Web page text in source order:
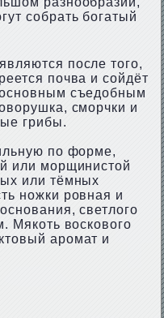
собрать богатый
после того,
почва и сойдёт
съедобным
сморчки и
грибы.
по форме,
или морщинистой
или тёмных
ножки ровная и
светлого
Мякоть воскового
аромат и